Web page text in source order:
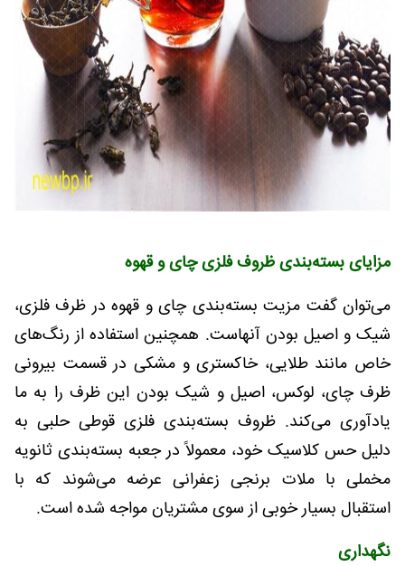
مزایای بسته‌بندی ظروف فلزی چای و قهوه
می‌توان گفت مزیت بسته‌بندی چای و قهوه در ظرف فلزی،
شیک و اصیل بودن آنهاست. همچنین استفاده از رنگ‌های
خاص مانند طلایی، خاکستری و مشکی در قسمت بیرونی
ظرف چای، لوکس، اصیل و شیک بودن این ظرف را به ما
یادآوری می‌کند. ظروف بسته‌بندی فلزی قوطی حلبی به
دلیل حس کلاسیک خود، معمولاً در جعبه بسته‌بندی ثانویه
مخملی با ملات برنجی زعفرانی عرضه می‌شوند که با
استقبال بسیار خوبی از سوی مشتریان مواجه شده است.
نگهداری